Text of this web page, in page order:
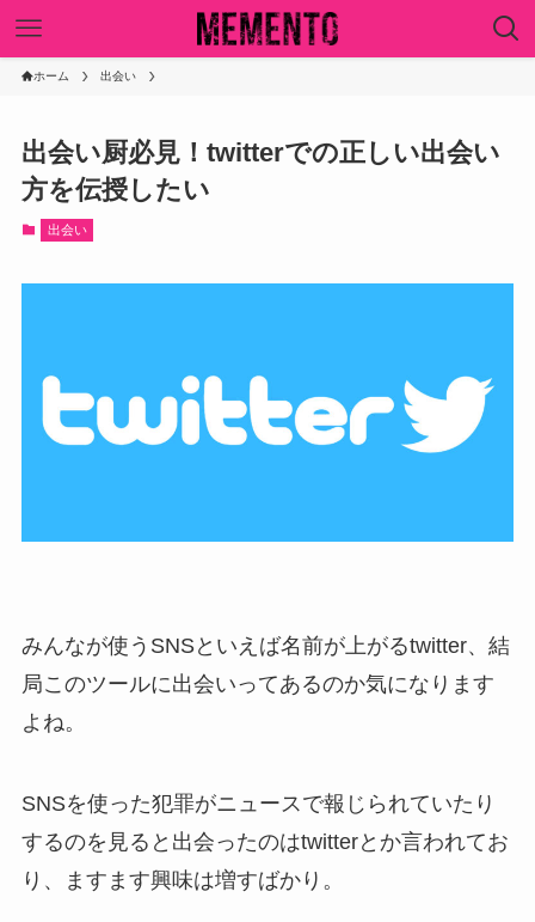
ホーム 出会い
出会い厨必見！twitterでの正しい出会い
方を伝授したい
出会い
みんなが使うSNSといえば名前が上がるtwitter、結
局このツールに出会いってあるのか気になります
よね。
SNSを使った犯罪がニュースで報じられていたり
するのを見ると出会ったのはtwitterとか言われてお
り、ますます興味は増すばかり。